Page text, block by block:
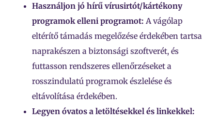
Használjon jó hírű vírusirtót/kártékony
programok elleni programot: A vágólap
eltérítő támadás megelőzése érdekében tartsa
naprakészen a biztonsági szoftverét, és
futtasson rendszeres ellenőrzéseket a
rosszindulatú programok észlelése és
eltávolítása érdekében.
Legyen óvatos a letöltésekkel és linkekkel: